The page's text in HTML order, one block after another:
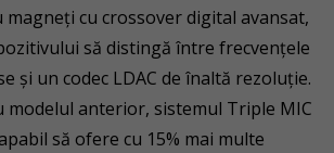
magneți cu crossover digital avansat,
să distingă între frecvențele
și un codec LDAC de înaltă rezoluție.
modelul anterior, sistemul Triple MIC
să ofere cu 15% mai multe